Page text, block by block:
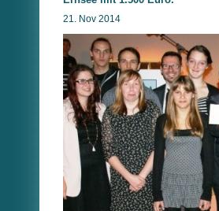
21. Nov 2014